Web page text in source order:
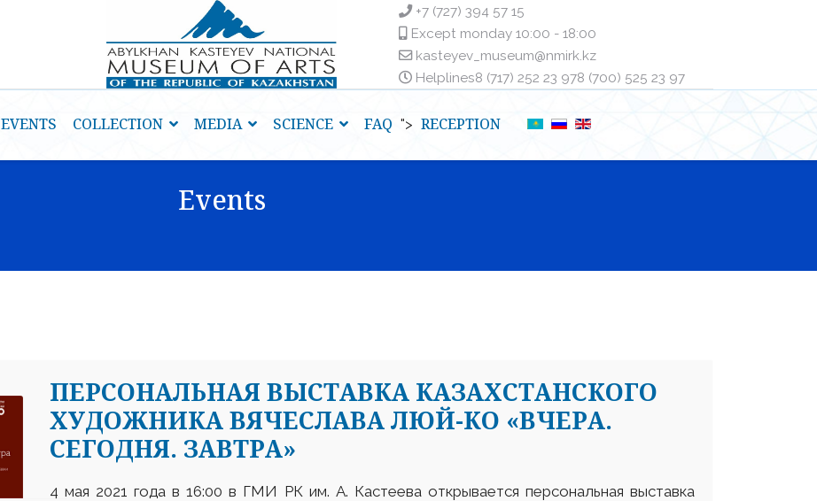
+7 (727) 394 57 15
Except monday 10:00 - 18:00
kasteyev_museum@nmirk.kz
Helplinesㅤ8 (717) 252 23 97ㅤㅤ8 (700) 525 23 97
EVENTS COLLECTION MEDIA SCIENCE FAQ "> RECEPTION
Events
ПЕРСОНАЛЬНАЯ ВЫСТАВКА КАЗАХСТАНСКОГО
ХУДОЖНИКА ВЯЧЕСЛАВА ЛЮЙ-КО «ВЧЕРА.
СЕГОДНЯ. ЗАВТРА»
4 мая 2021 года в 16:00 в ГМИ РК им. А. Кастеева открывается персональная выставка